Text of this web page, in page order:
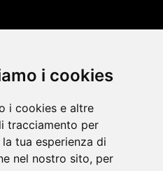
i cookies
i cookies e altre
tracciamento per
tua esperienza di
nel nostro sito, per